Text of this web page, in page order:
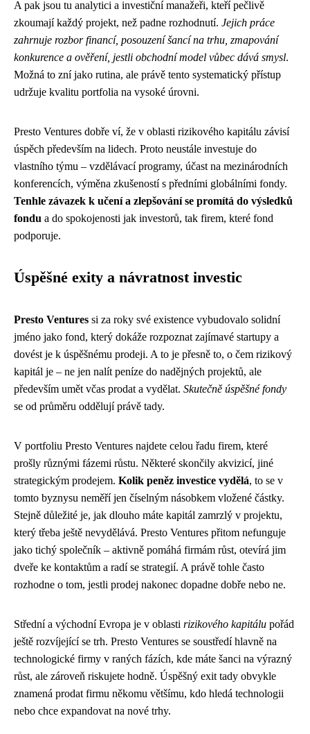
A pak jsou tu analytici a investiční manažeři, kteří pečlivě
zkoumají každý projekt, než padne rozhodnutí. Jejich práce
zahrnuje rozbor financí, posouzení šancí na trhu, zmapování
konkurence a ověření, jestli obchodní model vůbec dává smysl.
Možná to zní jako rutina, ale právě tento systematický přístup
udržuje kvalitu portfolia na vysoké úrovni.
Presto Ventures dobře ví, že v oblasti rizikového kapitálu závisí
úspěch především na lidech. Proto neustále investuje do
vlastního týmu – vzdělávací programy, účast na mezinárodních
konferencích, výměna zkušeností s předními globálními fondy.
Tenhle závazek k učení a zlepšování se promítá do výsledků
fondu a do spokojenosti jak investorů, tak firem, které fond
podporuje.
Úspěšné exity a návratnost investic
Presto Ventures si za roky své existence vybudovalo solidní
jméno jako fond, který dokáže rozpoznat zajímavé startupy a
dovést je k úspěšnému prodeji. A to je přesně to, o čem rizikový
kapitál je – ne jen nalít peníze do nadějných projektů, ale
především umět včas prodat a vydělat. Skutečně úspěšné fondy
se od průměru oddělují právě tady.
V portfoliu Presto Ventures najdete celou řadu firem, které
prošly různými fázemi růstu. Některé skončily akvizicí, jiné
strategickým prodejem. Kolik peněz investice vydělá, to se v
tomto byznysu neměří jen číselným násobkem vložené částky.
Stejně důležité je, jak dlouho máte kapitál zamrzlý v projektu,
který třeba ještě nevydělává. Presto Ventures přitom nefunguje
jako tichý společník – aktivně pomáhá firmám růst, otevírá jim
dveře ke kontaktům a radí se strategií. A právě tohle často
rozhodne o tom, jestli prodej nakonec dopadne dobře nebo ne.
Střední a východní Evropa je v oblasti rizikového kapitálu pořád
ještě rozvíjející se trh. Presto Ventures se soustředí hlavně na
technologické firmy v raných fázích, kde máte šanci na výrazný
růst, ale zároveň riskujete hodně. Úspěšný exit tady obvykle
znamená prodat firmu někomu většímu, kdo hledá technologii
nebo chce expandovat na nové trhy.